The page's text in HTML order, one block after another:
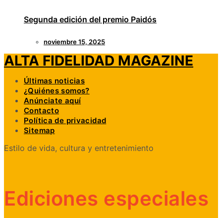
Segunda edición del premio Paidós
noviembre 15, 2025
ALTA FIDELIDAD MAGAZINE
Últimas noticias
¿Quiénes somos?
Anúnciate aquí
Contacto
Política de privacidad
Sitemap
Estilo de vida, cultura y entretenimiento
Ediciones especiales